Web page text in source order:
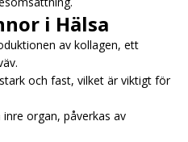
i Hälsa
av kollagen, ett
och fast, vilket är viktigt för
organ, påverkas av